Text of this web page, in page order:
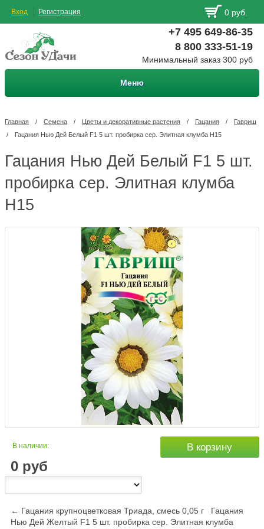
Вход Регистрация 0 руб.
+7 495 649-86-35
8 800 333-51-19
Минимальный заказ 300 руб
Меню
Главная / Семена / Цветы и декоративные растения / Гацания /
Гавриш
/
Гацания Нью Дей Белый F1 5 шт. пробирка сер. Элитная клумба Н15
Гацания Нью Дей Белый F1 5 шт.
пробирка сер. Элитная клумба
Н15
В наличии:
0 руб
В корзину
← Гацания крупноцветковая Триада, смесь 0,05 г
Гацания
Нью Дей Желтый F1 5 шт. пробирка сер. Элитная клумба